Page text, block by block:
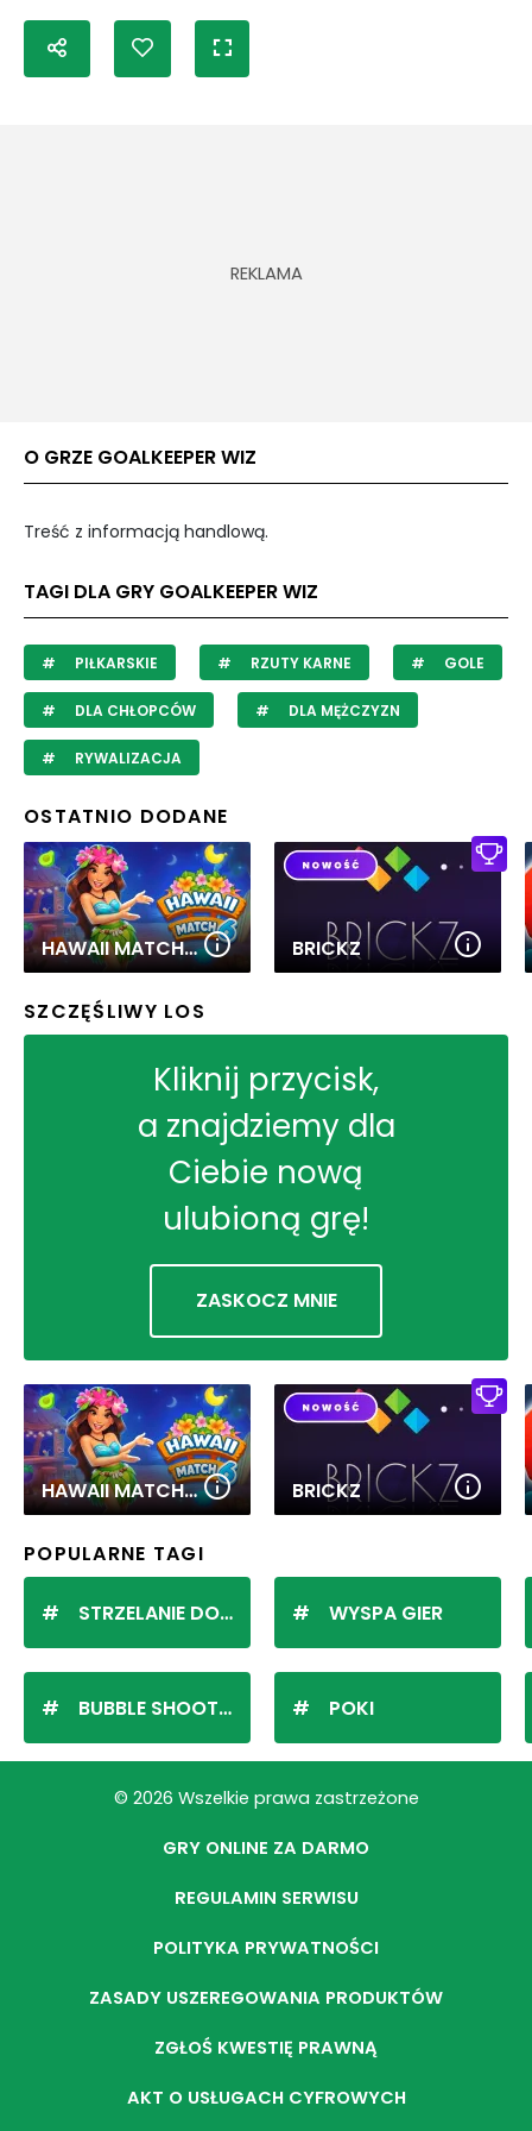
O GRZE GOALKEEPER WIZ
Treść z informacją handlową.
TAGI DLA GRY GOALKEEPER WIZ
PIŁKARSKIE RZUTY KARNE GOLE
DLA CHŁOPCÓW DLA MĘŻCZYZN
RYWALIZACJA
OSTATNIO DODANE
HAWAII MATCH 6 BRICKZ
SZCZĘŚLIWY LOS
Kliknij przycisk,
a znajdziemy dla
Ciebie nową
ulubioną grę!
ZASKOCZ MNIE
HAWAII MATCH 6 BRICKZ
POPULARNE TAGI
STRZELANIE DO KULEK
BUBBLE SHOOTER
WYSPA GIER
POKI
© 2026 Wszelkie prawa zastrzeżone
GRY ONLINE ZA DARMO
REGULAMIN SERWISU
POLITYKA PRYWATNOŚCI
ZASADY USZEREGOWANIA PRODUKTÓW
ZGŁOŚ KWESTIĘ PRAWNĄ
AKT O USŁUGACH CYFROWYCH